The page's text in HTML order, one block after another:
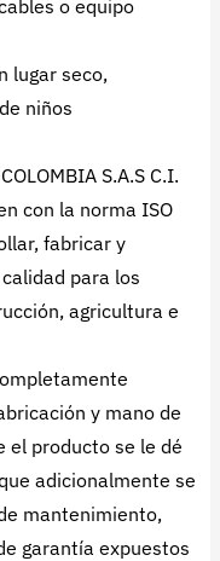
o equipo
lugar seco,
niños
S.A.S C.I.
con la norma ISO
fabricar y
para los
agricultura e
y mano de
el producto se le dé
adicionalmente se
mantenimiento,
garantía expuestos